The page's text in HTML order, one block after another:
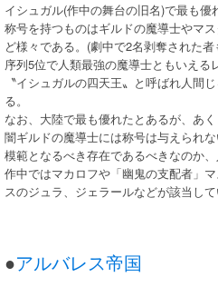
イシュガル(作中の舞台の旧名)で最も優
称号を持つものはギルドの魔導士やマ
ど様々である。(劇中で2名剥奪された
序列5位で人類最強の魔導士ともいえる
〝イシュガルの四天王〟と呼ばれ人間
る。
なお、大陸で最も優れたとあるが、あ
闇ギルドの魔導士には称号は与えられな
模範となるべき存在であるべきなのか
作中ではマカロフや「幽鬼の支配者」
スのジュラ、ジェラールなどが該当して
●アルバレス帝国